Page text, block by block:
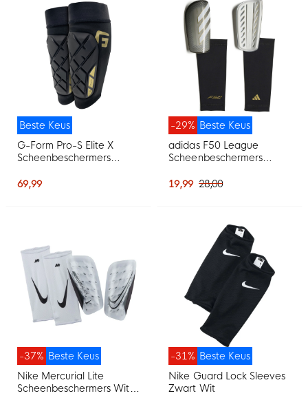
Beste Keus
G-Form Pro-S Elite X
Scheenbeschermers
69,99
Beste Keus
-29%
adidas F50 League
Scheenbeschermers
19,99 28,00
Beste Keus
-37%
Nike Mercurial Lite
Scheenbeschermers Wit
Beste Keus
-31%
Nike Guard Lock Sleeves
Zwart Wit